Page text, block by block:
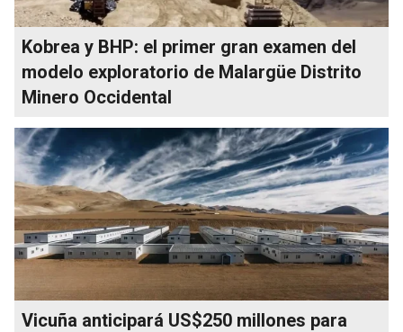
Kobrea y BHP: el primer gran examen del
modelo exploratorio de Malargüe Distrito
Minero Occidental
Vicuña anticipará US$250 millones para